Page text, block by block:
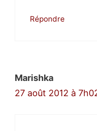
Répondre
Marishka
27 août 2012 à